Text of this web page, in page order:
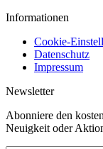
Informationen
Cookie-
Datenschutz
Impressum
Newsletter
Abonniere den
Neuigkeit oder